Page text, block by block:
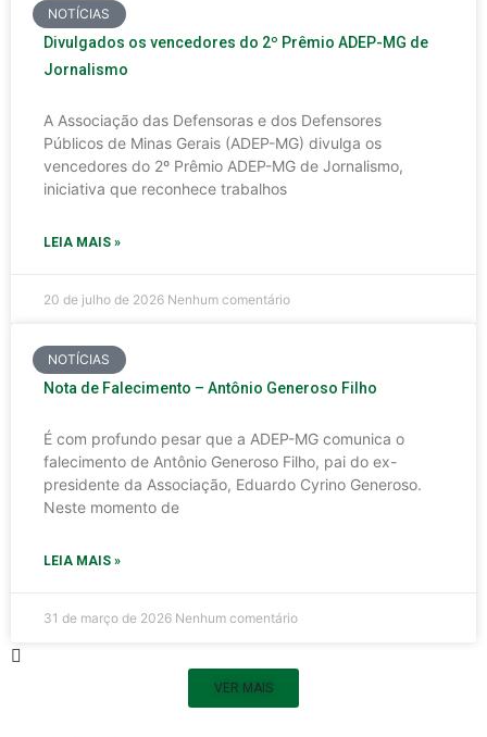
NOTÍCIAS
Divulgados os vencedores do 2º Prêmio ADEP-MG de
Jornalismo
A Associação das Defensoras e dos Defensores
Públicos de Minas Gerais (ADEP-MG) divulga os
vencedores do 2º Prêmio ADEP-MG de Jornalismo,
iniciativa que reconhece trabalhos
LEIA MAIS »
20 de julho de 2026 Nenhum comentário
NOTÍCIAS
Nota de Falecimento – Antônio Generoso Filho
É com profundo pesar que a ADEP-MG comunica o
falecimento de Antônio Generoso Filho, pai do ex-
presidente da Associação, Eduardo Cyrino Generoso.
Neste momento de
LEIA MAIS »
31 de março de 2026 Nenhum comentário
VER MAIS